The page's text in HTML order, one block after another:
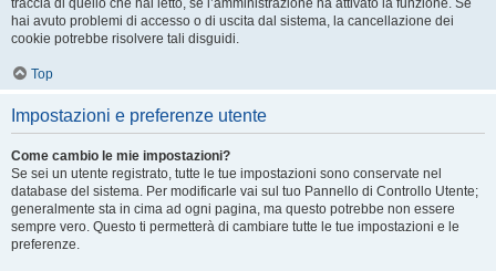
traccia di quello che hai letto, se l’amministrazione ha attivato la funzione. Se
hai avuto problemi di accesso o di uscita dal sistema, la cancellazione dei
cookie potrebbe risolvere tali disguidi.
Top
Impostazioni e preferenze utente
Come cambio le mie impostazioni?
Se sei un utente registrato, tutte le tue impostazioni sono conservate nel
database del sistema. Per modificarle vai sul tuo Pannello di Controllo Utente;
generalmente sta in cima ad ogni pagina, ma questo potrebbe non essere
sempre vero. Questo ti permetterà di cambiare tutte le tue impostazioni e le
preferenze.